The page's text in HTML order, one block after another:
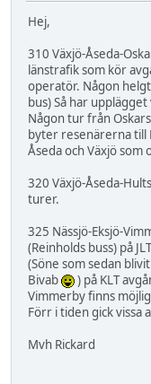
Hej,
310 Växjö-Åseda-
länstrafik som kör
operatör. Någon
bus) Så har
Någon tur från
byter resenärerna till
Åseda och Växjö som
320 Växjö-Åseda-
turer.
325 Nässjö-Eksjö-
(Reinholds buss) på
(Söne som sedan
Bivab
) på KLT
Vimmerby finns
Förr i tiden gick vissa
Mvh Rickard